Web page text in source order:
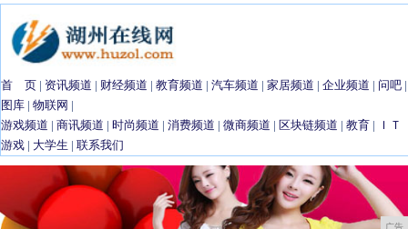
首 页 | 资讯频道 | 财经频道 | 教育频道 | 汽车频道 | 家居频道 | 企业频道 | 问吧 |
图库 | 物联网 |
游戏频道 | 商讯频道 | 时尚频道 | 消费频道 | 微商频道 | 区块链频道 | 教育 |
ＩＴ
游戏 | 大学生 | 联系我们
广告